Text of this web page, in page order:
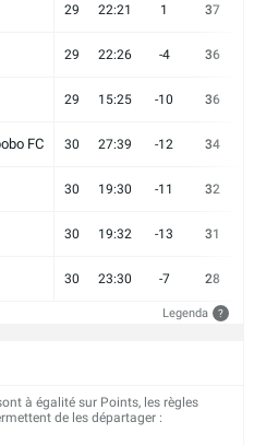
29 22:21 1 37
29 22:26 -4 36
29 15:25 -10 36
FC 30 27:39 -12 34
30 19:30 -11 32
30 19:32 -13 31
30 23:30 -7 28
Legenda ?
à égalité sur Points, les règles
de les départager :